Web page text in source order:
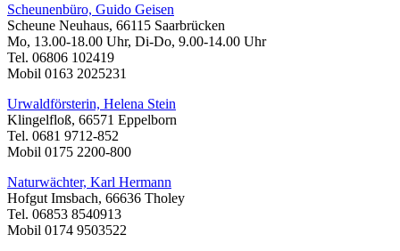
Scheunenbüro, Guido Geisen
Scheune Neuhaus, 66115 Saarbrücken
Mo, 13.00-18.00 Uhr, Di-Do, 9.00-14.00 Uhr
Tel. 06806 102419
Mobil 0163 2025231
Urwaldförsterin, Helena Stein
Klingelfloß, 66571 Eppelborn
Tel. 0681 9712-852
Mobil 0175 2200-800
Naturwächter, Karl Hermann
Hofgut Imsbach, 66636 Tholey
Tel. 06853 8540913
Mobil 0174 9503522